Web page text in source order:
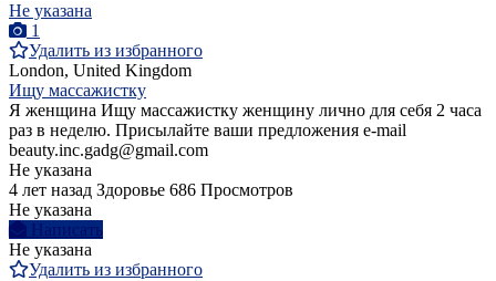
Не указана
1
Удалить из избранного
London, United Kingdom
Ищу массажистку
Я женщина Ищу массажистку женщину лично для себя 2 часа
раз в неделю. Присылайте ваши предложения e-mail
beauty.inc.gadg@gmail.com
Не указана
4 лет назад Здоровье 686 Просмотров
Не указана
Написать
Не указана
Удалить из избранного